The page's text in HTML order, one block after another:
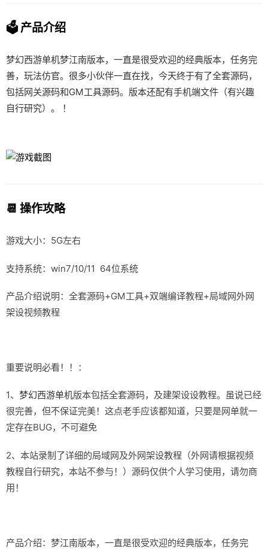
🗳️ 产品介绍
梦幻西游单机梦江南版本，一直是很受欢迎的经典版本，任务完
善，玩法仿官。很多小伙伴一直在找，今天终于有了全套源码，
包括网关源码和GM工具源码。版本还配有手机端文件（有兴趣
自行研究）。 ！
📆 操作攻略
游戏大小：5G左右
支持系统：win7/10/11 64位系统
产品介绍说明：全套源码+GM工具+双端编译教程+局域网外网
架设视频教程
重要说明必看！！：
1、 梦幻西游单机版本包括全套源码，及建架设设教程。虽说已经
很完善，但不保证完美！这点老手应该都知道，只要是网单就一
定存在BUG，不可避免
2、本站录制了详细的局域网及外网架设教程（外网请根据视频
教程自行研究，本站不参与！）源码仅供个人学习使用，请勿商
用！
产品介绍：梦江南版本，一直是很受欢迎的经典版本，任务完